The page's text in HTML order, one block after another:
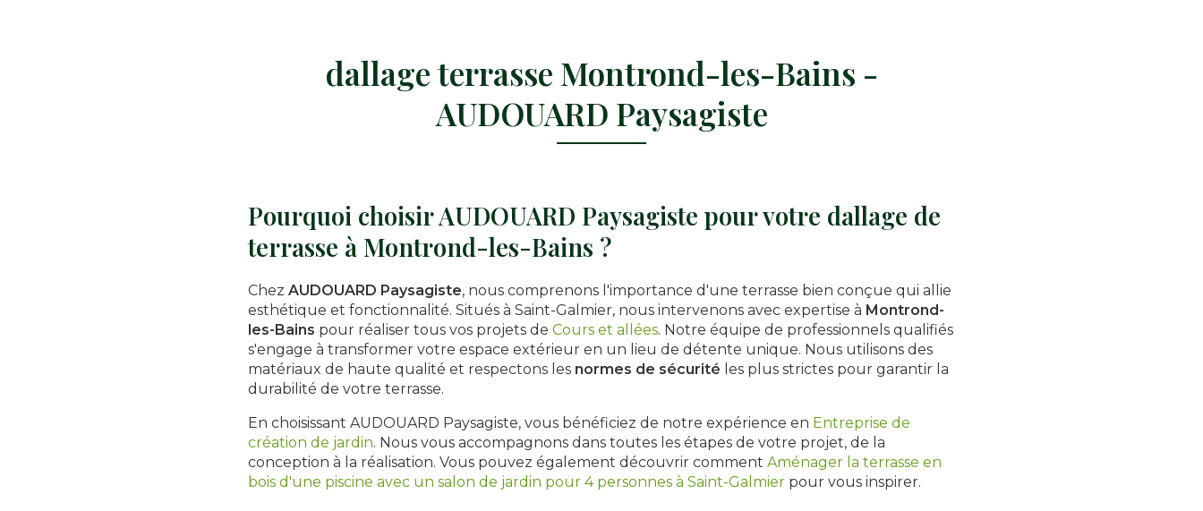
dallage terrasse Montrond-les-Bains -
AUDOUARD Paysagiste
Pourquoi choisir AUDOUARD Paysagiste pour votre dallage de
terrasse à Montrond-les-Bains ?
Chez AUDOUARD Paysagiste, nous comprenons l'importance d'une terrasse bien conçue qui allie
esthétique et fonctionnalité. Situés à Saint-Galmier, nous intervenons avec expertise à Montrond-
les-Bains pour réaliser tous vos projets de Cours et allées. Notre équipe de professionnels qualifiés
s'engage à transformer votre espace extérieur en un lieu de détente unique. Nous utilisons des
matériaux de haute qualité et respectons les normes de sécurité les plus strictes pour garantir la
durabilité de votre terrasse.
En choisissant AUDOUARD Paysagiste, vous bénéficiez de notre expérience en Entreprise de
création de jardin. Nous vous accompagnons dans toutes les étapes de votre projet, de la
conception à la réalisation. Vous pouvez également découvrir comment Aménager la terrasse en
bois d'une piscine avec un salon de jardin pour 4 personnes à Saint-Galmier pour vous inspirer.